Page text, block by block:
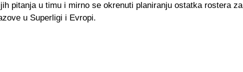
pitanja u timu i mirno se okrenuti planiranju ostatka rostera za
u Superligi i Evropi.